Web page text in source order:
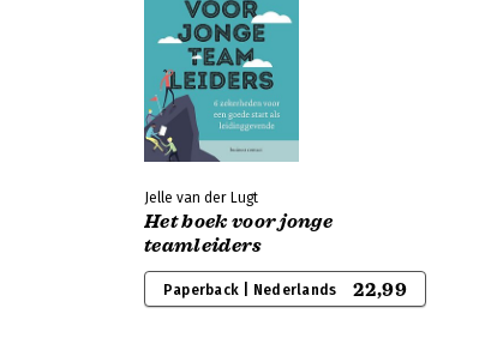
Jelle van der Lugt
Het boek voor jonge
teamleiders
Paperback | Nederlands 22,99